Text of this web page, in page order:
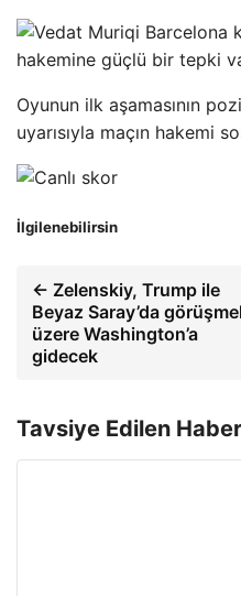
Oyunun ilk aşamasının
uyarısıyla maçın hakemi
İlgilenebilirsin
← Zelenskiy, Trump ile
Beyaz Saray’da
üzere Washington’a
gidecek
Tavsiye Edilen